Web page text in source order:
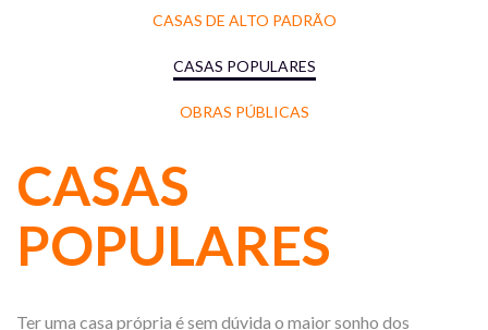
CASAS DE ALTO PADRÃO
CASAS POPULARES
OBRAS PÚBLICAS
CASAS
POPULARES
Ter uma casa própria é sem dúvida o maior sonho dos